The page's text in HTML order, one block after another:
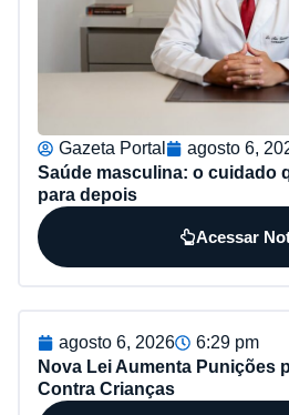
Gazeta Portal agosto 6,
Saúde masculina: o cuidado
para depois
Acessar
agosto 6, 2026
6:29 pm
Nova Lei Aumenta Punições
Contra Crianças